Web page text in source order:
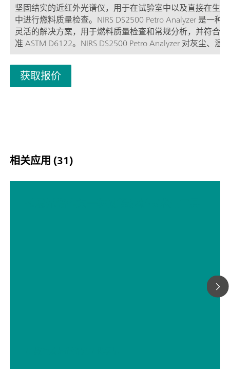
坚固结实的近红外光谱仪，用于在试验室中以及直接在生
中进行燃料质量检查。NIRS DS2500 Petro Analyzer 是一种
灵活的解决方案，用于燃料质量检查和常规分析，并符合标
准 ASTM D6122。NIRS DS2500 Petro Analyzer 对灰尘、湿
动不敏感，可在试验室中或直接在生产环境中使用。NIRS
Petro Analyzer 涵盖了从 400 到 2500 nm 的整个光谱范围
在不到一分钟时间内提供准确的结果。经过汽油、柴油和
校准之后，NIRS DS2500 Petro Analyzer 可立即投入使用，
获取报价
相关应用 (31)